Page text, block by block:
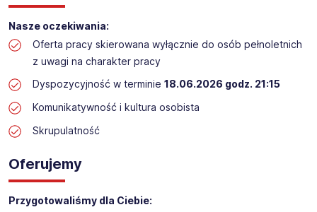
Nasze oczekiwania:
Oferta pracy skierowana wyłącznie do osób pełnoletnich
z uwagi na charakter pracy
Dyspozycyjność w terminie 18.06.2026 godz. 21:15
Komunikatywność i kultura osobista
Skrupulatność
Oferujemy
Przygotowaliśmy dla Ciebie: